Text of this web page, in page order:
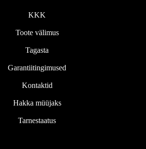
KKK
Toote välimus
Tagasta
Garantiitingimused
Kontaktid
Hakka müüjaks
Tarnestaatus